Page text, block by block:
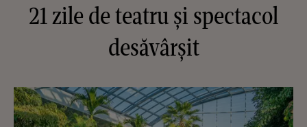
21 zile de teatru și spectacol
desăvârșit